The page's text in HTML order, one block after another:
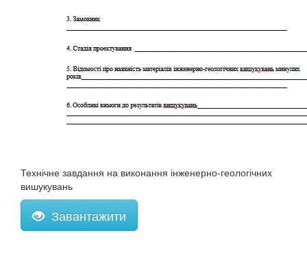
Технічне завдання на виконання інженерно-геологічних
вишукувань
Завантажити